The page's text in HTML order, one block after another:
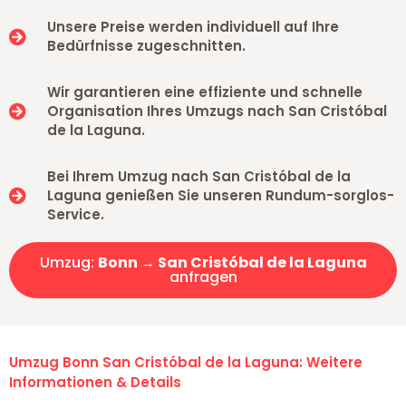
Unsere Preise werden individuell auf Ihre
Bedürfnisse zugeschnitten.
Wir garantieren eine effiziente und schnelle
Organisation Ihres Umzugs nach San Cristóbal
de la Laguna.
Bei Ihrem Umzug nach San Cristóbal de la
Laguna genießen Sie unseren Rundum-sorglos-
Service.
Umzug: Bonn → San Cristóbal de la Laguna
anfragen
Umzug Bonn San Cristóbal de la Laguna: Weitere
Informationen & Details